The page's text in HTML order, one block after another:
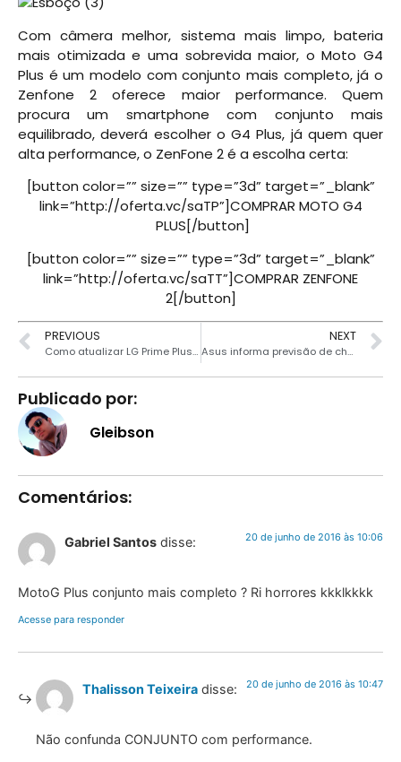
Com câmera melhor, sistema mais limpo, bateria
mais otimizada e uma sobrevida maior, o Moto G4
Plus é um modelo com conjunto mais completo, já o
Zenfone 2 oferece maior performance. Quem
procura um smartphone com conjunto mais
equilibrado, deverá escolher o G4 Plus, já quem quer
alta performance, o ZenFone 2 é a escolha certa:
[button color=”” size=”” type=”3d” target=”_blank”
link=”http://oferta.vc/saTP”]COMPRAR MOTO G4
PLUS[/button]
[button color=”” size=”” type=”3d” target=”_blank”
link=”http://oferta.vc/saTT”]COMPRAR ZENFONE
2[/button]
PREVIOUS
Como atualizar LG Prime Plus para Android 6.0
NEXT
Asus informa previsão de chegada do Zenfone 3 no Brasil
Publicado por:
Gleibson
Comentários:
Gabriel Santos disse: 20 de junho de 2016 às 10:06
MotoG Plus conjunto mais completo ? Ri horrores kkklkkkk
Acesse para responder
Thalisson Teixeira disse: 20 de junho de 2016 às 10:47
Não confunda CONJUNTO com performance.